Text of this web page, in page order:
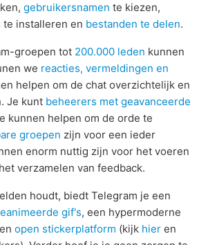
gebruikersnamen te kiezen,
te installeren en bestanden te delen.
groepen tot 200.000 leden kunnen
we reacties, vermeldingen en
helpen om de chat overzichtelijk en
Je kunt beheerers met geavanceerde
kunnen helpen om de orde te
groepen zijn voor een ieder
enorm nuttig zijn voor het voeren
verzamelen van feedback.
houdt, biedt Telegram je een
gif's, een hypermoderne
open stickerplatform (kijk hier en